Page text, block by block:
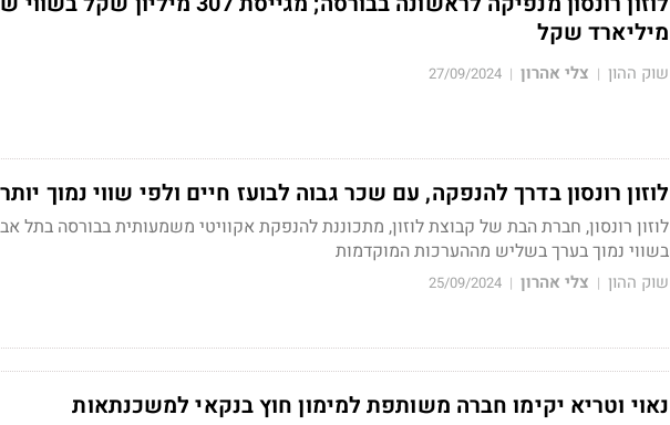
מיליארד שקל
שוק ההון | צלי אהרון |
27/09/2024
לוזון רונסון בדרך להנפקה, עם שכר גבוה לבועז חיים ולפי שווי נמוך יותר
לוזון רונסון, חברת הבת של קבוצת לוזון, מתכוננת להנפקת אקוויטי משמעותית בבורסה בתל
בשווי נמוך בערך בשליש מההערכות המוקדמות
שוק ההון | צלי אהרון |
25/09/2024
נאוי וטריא יקימו חברה משותפת למימון חוץ בנקאי למשכנתאות